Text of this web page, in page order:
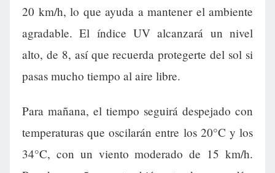
20 km/h, lo que ayuda a mantener el ambiente
agradable. El índice UV alcanzará un nivel
alto, de 8, así que recuerda protegerte del sol si
pasas mucho tiempo al aire libre.
Para mañana, el tiempo seguirá despejado con
temperaturas que oscilarán entre los 20°C y los
34°C, con un viento moderado de 15 km/h.